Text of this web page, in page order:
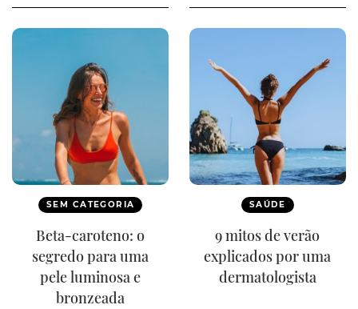
SEM CATEGORIA
Beta-caroteno: o
segredo para uma
pele luminosa e
bronzeada
SAÚDE
9 mitos de verão
explicados por uma
dermatologista